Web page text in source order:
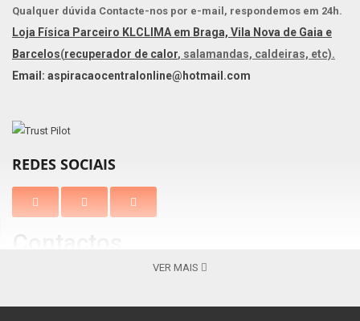
Qualquer dúvida Contacte-nos por e-mail, respondemos em 24h.
Loja Física Parceiro KLCLIMA em Braga, Vila Nova de Gaia e
Barcelos(recuperador de calor, salamandas, caldeiras, etc).
Email: aspiracaocentralonline@hotmail.com
REDES SOCIAIS
Contactos
VER MAIS